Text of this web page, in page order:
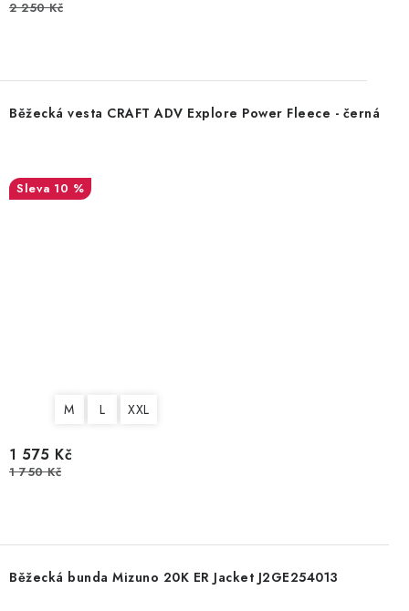
2 250 Kč
Běžecká vesta CRAFT ADV Explore Power Fleece - černá
10 %
M L XXL
1 575 Kč
1 750 Kč
Běžecká bunda Mizuno 20K ER Jacket J2GE254013